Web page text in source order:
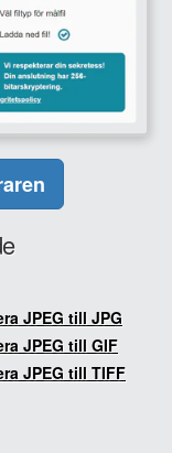
JPEG till JPG
JPEG till GIF
JPEG till TIFF